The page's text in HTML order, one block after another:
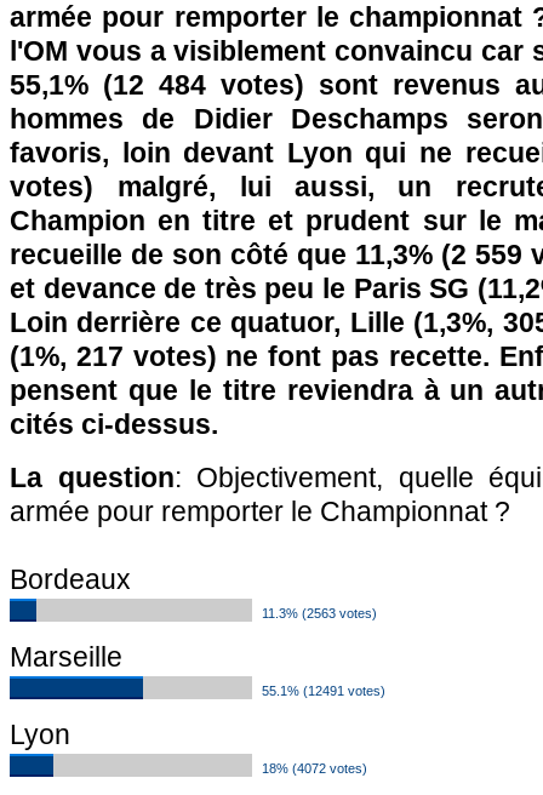
armée pour remporter le championnat
l'OM vous a visiblement convaincu car
55,1% (12 484 votes) sont revenus
hommes de Didier Deschamps
favoris, loin devant Lyon qui ne
votes) malgré, lui aussi, un
Champion en titre et prudent sur le
recueille de son côté que 11,3% (2 559
et devance de très peu le Paris SG
Loin derrière ce quatuor, Lille (1,3%,
(1%, 217 votes) ne font pas recette.
pensent que le titre reviendra à un
cités ci-dessus.
La question: Objectivement, quelle
armée pour remporter le Championnat ?
Bordeaux
11.3% (2563 votes)
Marseille
55.1% (12491 votes)
Lyon
18% (4072 votes)